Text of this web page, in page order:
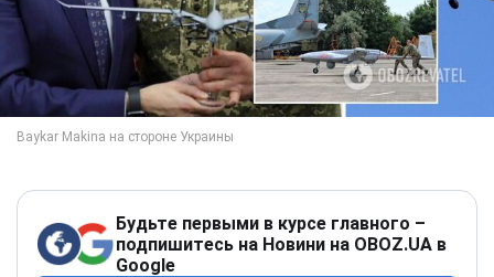
Будьте первыми в курсе главного –
подпишитесь на Новини на OBOZ.UA в
Google